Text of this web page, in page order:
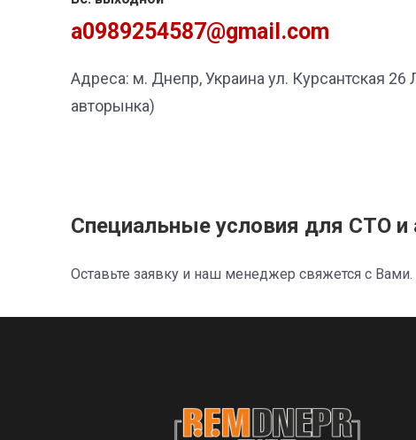
a0989254587@gmail.com
Адреса: м. Днепр, Украина ул. Курсантская 26
авторынка)
Специальные условия для СТО и
Оставьте заявку и наш менеджер свяжется с Вами.